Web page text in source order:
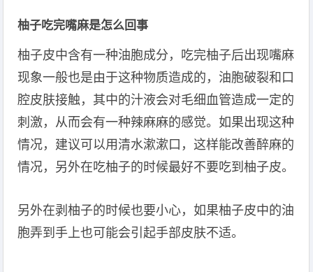
柚子吃完嘴麻是怎么回事
柚子皮中含有一种油胞成分，吃完柚子后出现嘴麻
现象一般也是由于这种物质造成的，油胞破裂和口
腔皮肤接触，其中的汁液会对毛细血管造成一定的
刺激，从而会有一种辣麻麻的感觉。如果出现这种
情况，建议可以用清水漱漱口，这样能改善醉麻的
情况，另外在吃柚子的时候最好不要吃到柚子皮。
另外在剥柚子的时候也要小心，如果柚子皮中的油
胞弄到手上也可能会引起手部皮肤不适。